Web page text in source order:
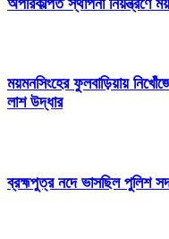
ময়মনসিংহের ফুলবাড়িয়ায়
লাশ উদ্ধার
ব্রহ্মপুত্র নদে ভাসছিল পুলিশ